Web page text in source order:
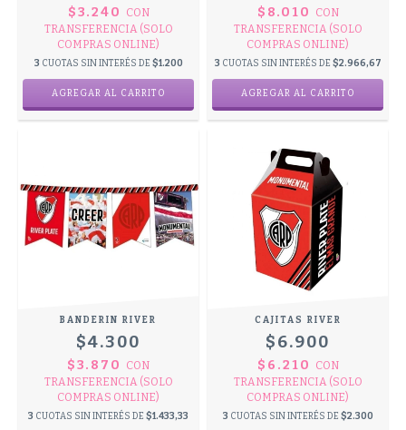
$3.240
CON
TRANSFERENCIA (SOLO
COMPRAS ONLINE)
3 CUOTAS SIN INTERÉS DE $1.200
$8.010
CON
TRANSFERENCIA (SOLO
COMPRAS ONLINE)
3 CUOTAS SIN INTERÉS DE $2.966,67
BANDERIN RIVER
$4.300
$3.870
CON
TRANSFERENCIA (SOLO
COMPRAS ONLINE)
3 CUOTAS SIN INTERÉS DE $1.433,33
CAJITAS RIVER
$6.900
$6.210
CON
TRANSFERENCIA (SOLO
COMPRAS ONLINE)
3 CUOTAS SIN INTERÉS DE $2.300